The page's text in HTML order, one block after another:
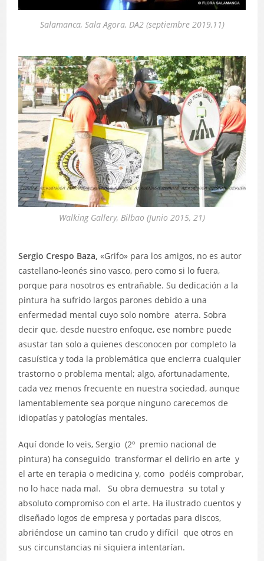
Salamanca, Sala Agora, DA2 (septiembre 2019,11)
Walking Gallery, Bilbao (Junio 2015, 21)
Sergio Crespo Baza,«Grifo» para los amigos, no es autor
castellano-leonés sino vasco, pero como si lo fuera,
porque para nosotros es entrañable. Su dedicación a la
pintura ha sufrido largos parones debido a una
enfermedad mental cuyo solo nombre aterra. Sobra
decir que, desde nuestro enfoque, ese nombre puede
asustar tan solo a quienes desconocen por completo la
casuística y toda la problemática que encierra cualquier
trastorno o problema mental; algo, afortunadamente,
cada vez menos frecuente en nuestra sociedad, aunque
lamentablemente sea porque ninguno carecemos de
idiopatías y patologías mentales.
Aquí donde lo veis, Sergio (2º premio nacional de
pintura) ha conseguido transformar el delirio en arte y
el arte en terapia o medicina y, como podéis comprobar,
no lo hace nada mal. Su obra demuestra su total y
absoluto compromiso con el arte. Ha ilustrado cuentos y
diseñado logos de empresa y portadas para discos,
abriéndose un camino tan crudo y difícil que otros en
sus circunstancias ni siquiera intentarían.